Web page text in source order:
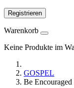
Registrieren
Warenkorb
Keine Produkte im
GOSPEL
Be Encouraged